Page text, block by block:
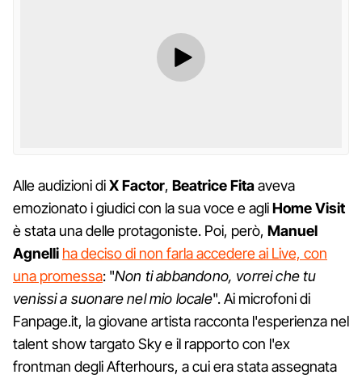
Alle audizioni diX Factor, Beatrice Fitaaveva
emozionato i giudici con la sua voce e agliHome Visit
è stata una delle protagoniste. Poi, però, Manuel
Agnelli ha deciso di non farla accedere ai Live, con
una promessa: "Non ti abbandono, vorrei che tu
venissi a suonare nel mio locale". Ai microfoni di
Fanpage.it, la giovane artista racconta l'esperienza nel
talent show targato Sky e il rapporto con l'ex
frontman degli Afterhours, a cui era stata assegnata